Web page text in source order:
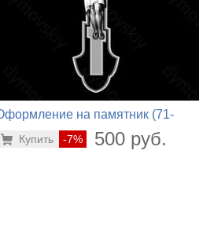
на памятник (71-
-7% 500 руб.
Купить